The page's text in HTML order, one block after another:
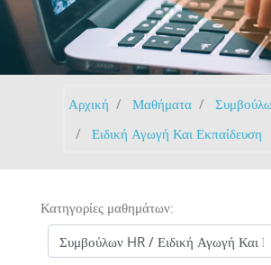
Αρχική Μαθήματα
Ειδική Αγωγή Και Εκπαίδευση
Κατηγορίες μαθημάτων: